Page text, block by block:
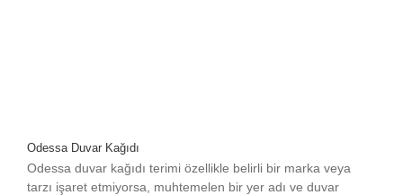
Odessa Duvar Kağıdı
Odessa duvar kağıdı terimi özellikle belirli bir marka veya
tarzı işaret etmiyorsa, muhtemelen bir yer adı ve duvar